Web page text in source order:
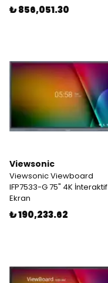
₺ 856,051.30
Viewsonic
Viewsonic Viewboard
IFP7533-G 75" 4K İnteraktif
Ekran
₺ 190,233.62